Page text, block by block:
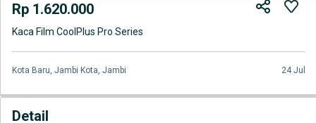
Rp 1.620.000
Kaca Film CoolPlus Pro Series
Kota Baru, Jambi Kota, Jambi 24 Jul
Detail